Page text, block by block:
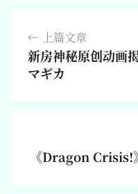
上篇文章
新房神秘原创动
マギカ
《Dragon Crisis!